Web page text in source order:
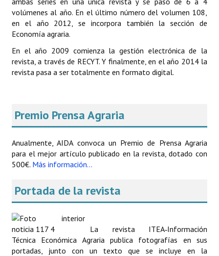
volúmenes al año. En el último número del volumen 108,
en el año 2012, se incorpora también la sección de
Economía agraria.
En el año 2009 comienza la gestión electrónica de la
revista, a través de RECYT. Y finalmente, en el año 2014 la
revista pasa a ser totalmente en formato digital.
Premio Prensa Agraria
Anualmente, AIDA convoca un Premio de Prensa Agraria
para el mejor artículo publicado en la revista, dotado con
500€. Más información...
Portada de la revista
La revista ITEA‑Información
Técnica Económica Agraria publica fotografías en sus
portadas, junto con un texto que se incluye en la